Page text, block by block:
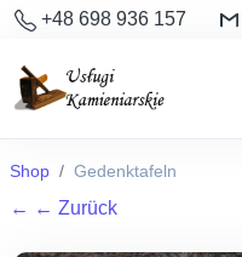
+48 698 936 157
Shop Gedenktafeln
← ← Zurück